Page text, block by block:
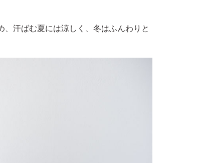
汗ばむ夏には涼しく、冬はふんわりと